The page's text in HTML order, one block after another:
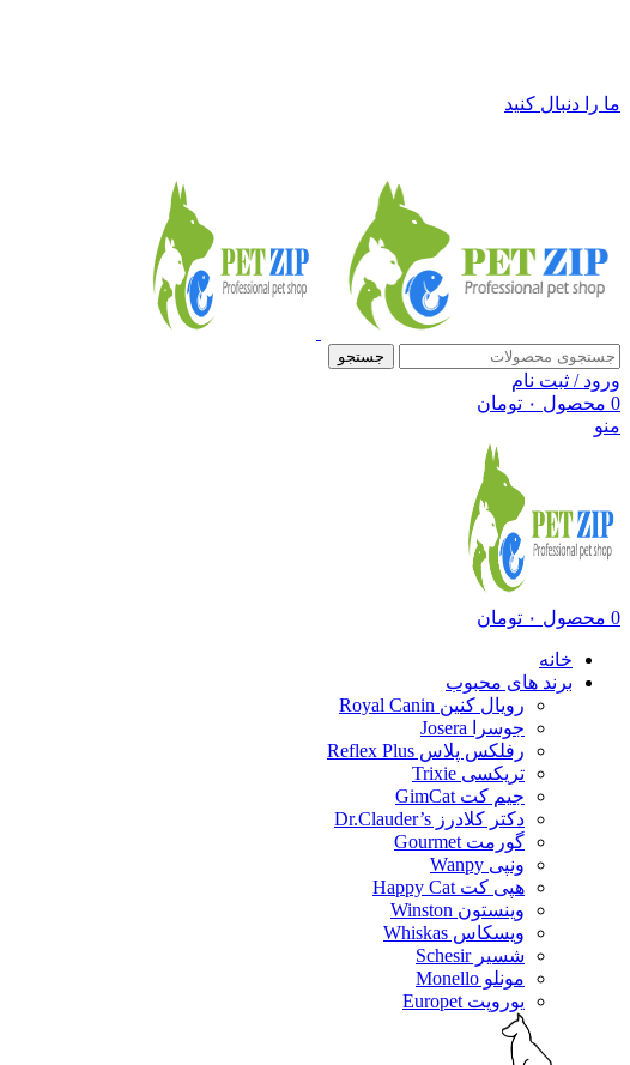
ما را دنبال کنید
جستجو
ورود / ثبت نام
0 محصول ۰ تومان
منو
0 محصول ۰ تومان
خانه
برند های محبوب
رویال کنین Royal Canin
جوسرا Josera
رفلکس پلاس Reflex Plus
تریکسی Trixie
جیم کت GimCat
دکتر کلادرز Dr.Clauder’s
گورمت Gourmet
ونپی Wanpy
هپی کت Happy Cat
وینستون Winston
ویسکاس Whiskas
شسیر Schesir
مونلو Monello
یوروپت Europet